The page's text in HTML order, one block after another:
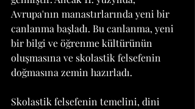
Avrupa'nın manastırlarında yeni bir
canlanma başladı. Bu canlanma, yeni
bir bilgi ve öğrenme kültürünün
oluşmasına ve skolastik felsefenin
doğmasına zemin hazırladı.
Skolastik felsefenin temelini, dini